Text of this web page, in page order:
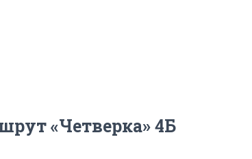
«Четверка» 4Б